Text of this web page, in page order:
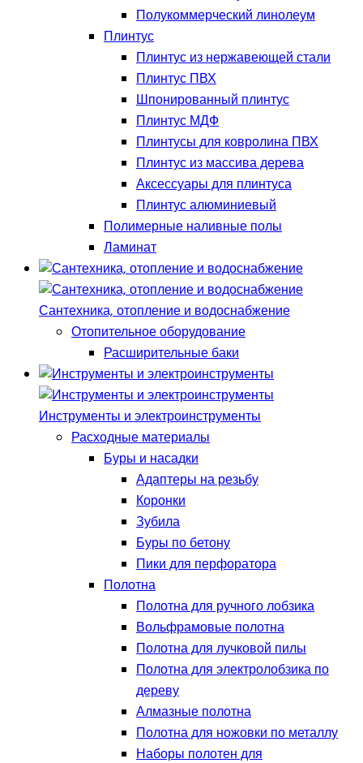
Полукоммерческий линолеум
Плинтус
Плинтус из нержавеющей стали
Плинтус ПВХ
Шпонированный плинтус
Плинтус МДФ
Плинтусы для ковролина ПВХ
Плинтус из массива дерева
Аксессуары для плинтуса
Плинтус алюминиевый
Полимерные наливные полы
Ламинат
Сантехника, отопление и водоснабжение
Отопительное оборудование
Расширительные баки
Инструменты и электроинструменты
Расходные материалы
Буры и насадки
Адаптеры на резьбу
Коронки
Зубила
Буры по бетону
Пики для перфоратора
Полотна
Полотна для ручного лобзика
Вольфрамовые полотна
Полотна для лучковой пилы
Полотна для электролобзика по
дереву
Алмазные полотна
Полотна для ножовки по металлу
Наборы полотен для